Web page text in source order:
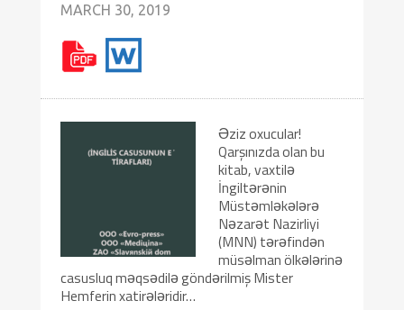
MARCH 30, 2019
Əziz oxucular!
Qarşınızda olan bu
kitab, vaxtilə
İngiltərənin
Müstəmləkələrə
Nəzarət Nazirliyi
(MNN) tərəfindən
müsəlman ölkələrinə
casusluq məqsədilə göndərilmiş Mister
Hemferin xatirələridir…